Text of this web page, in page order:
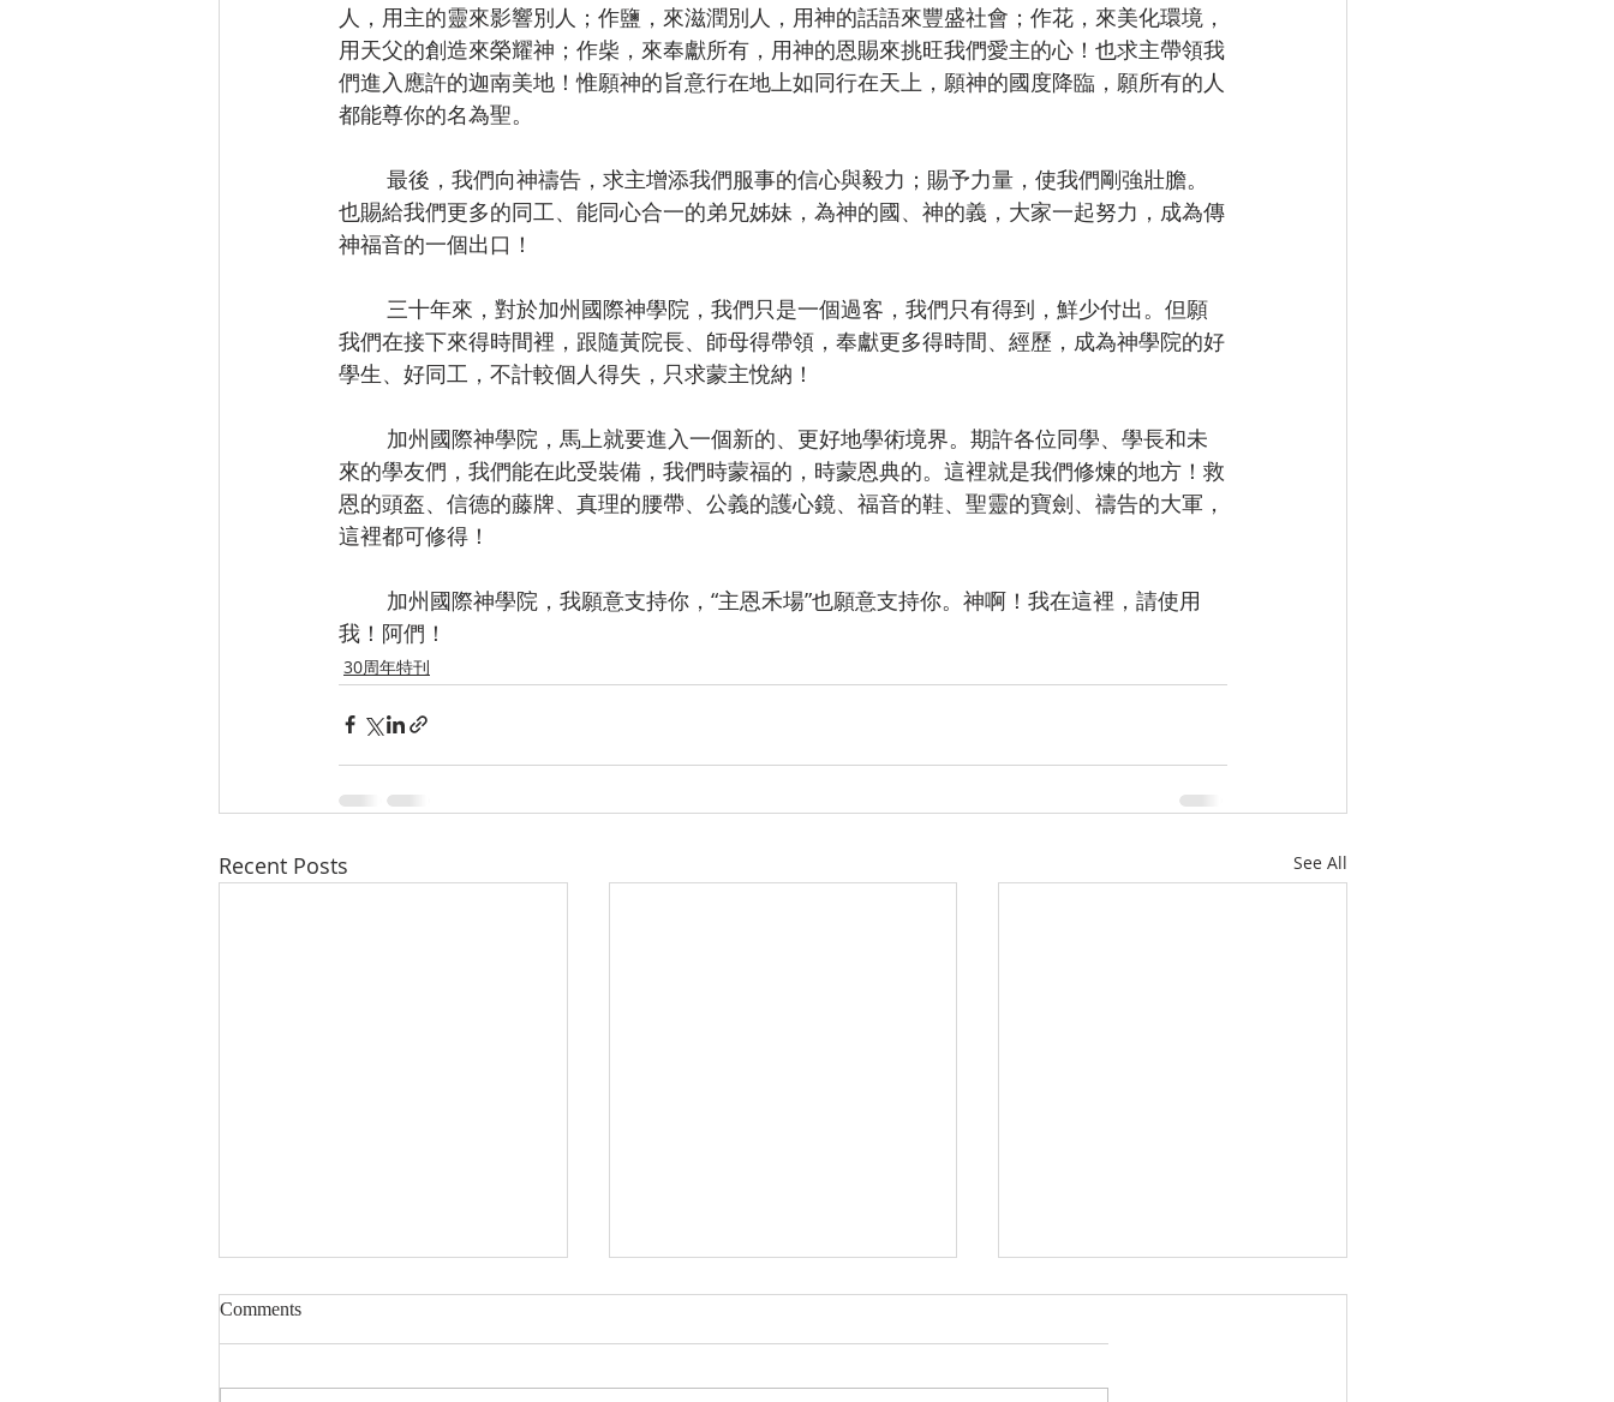
人，用主的靈來影響別人；作鹽，來滋潤別人，用神的話語來豐盛社會；作花，來美化環境，
用天父的創造來榮耀神；作柴，來奉獻所有，用神的恩賜來挑旺我們愛主的心！也求主帶領我
們進入應許的迦南美地！惟願神的旨意行在地上如同行在天上，願神的國度降臨，願所有的人
都能尊你的名為聖。
也賜給我們更多的同工、能同心合一的弟兄姊妹，為神的國、神的義，大家一起努力，成為傳
神福音的一個出口！
我們在接下來得時間裡，跟隨黃院長、師母得帶領，奉獻更多得時間、經歷，成為神學院的好
學生、好同工，不計較個人得失，只求蒙主悅納！
來的學友們，我們能在此受裝備，我們時蒙福的，時蒙恩典的。這裡就是我們修煉的地方！救
恩的頭盔、信德的藤牌、真理的腰帶、公義的護心鏡、福音的鞋、聖靈的寶劍、禱告的大軍，
這裡都可修得！
我！阿們！
30周年特刊
Recent Posts See All
Comments